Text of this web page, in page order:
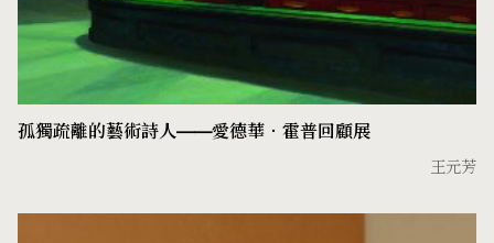
孤獨疏離的藝術詩人——愛德華‧霍普回顧展
王元芳